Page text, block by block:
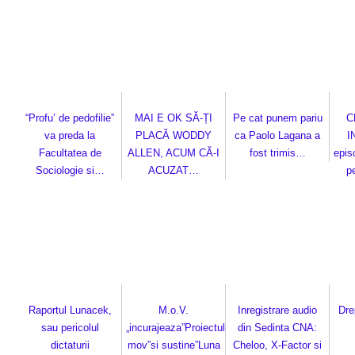
“Profu’ de pedofilie”
va preda la
Facultatea de
Sociologie si…
MAI E OK SĂ-ȚI
PLACĂ WODDY
ALLEN, ACUM CĂ-I
ACUZAT…
Pe cat punem pariu
ca Paolo Lagana a
fost trimis…
Raportul Lunacek,
sau pericolul
dictaturii
M.o.V.
„incurajeaza”Proiectul
mov”si sustine”Luna
Inregistrare audio
din Sedinta CNA:
Cheloo, X-Factor si